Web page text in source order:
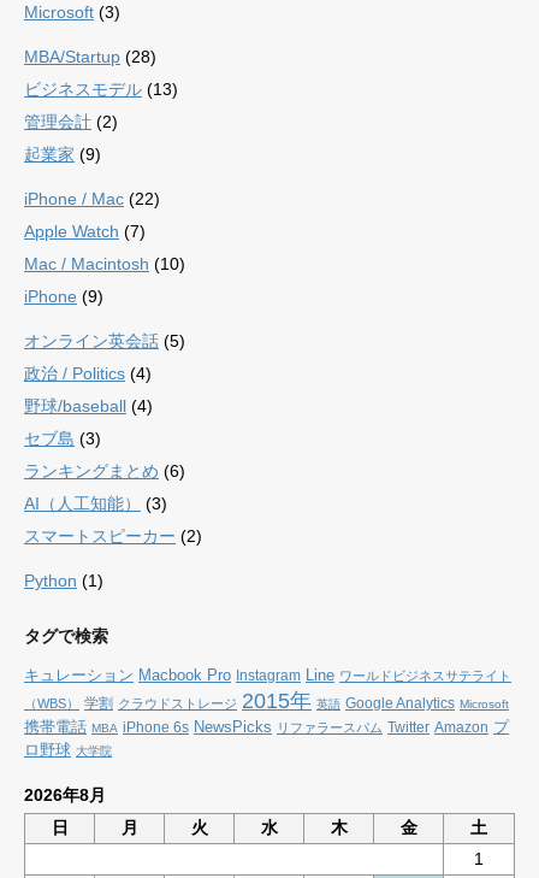
Microsoft (3)
MBA/Startup (28)
ビジネスモデル (13)
管理会計 (2)
起業家 (9)
iPhone / Mac (22)
Apple Watch (7)
Mac / Macintosh (10)
iPhone (9)
オンライン英会話 (5)
政治 / Politics (4)
野球/baseball (4)
セブ島 (3)
ランキングまとめ (6)
AI（人工知能）
(3)
スマートスピーカー (2)
Python (1)
タグで検索
キュレーション Macbook Pro Instagram Line ワールドビジネスサテライト
（WBS）
学割 クラウドストレージ 2015年 英語 Google Analytics Microsoft
携帯電話 MBA iPhone 6s NewsPicks リファラースパム Twitter Amazon プ
ロ野球 大学院
2026年8月
日
月 火 水 木 金 土
1